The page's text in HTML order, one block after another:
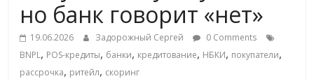
онлайн-
торговле,
сервисах
для
но банк говорит «нет»
19.06.2026 Задорожный Сергей
0 Comments
BNPL, POS-кредиты, банки, кредитование, НБКИ, покупатели,
рассрочка, ритейл, скоринг